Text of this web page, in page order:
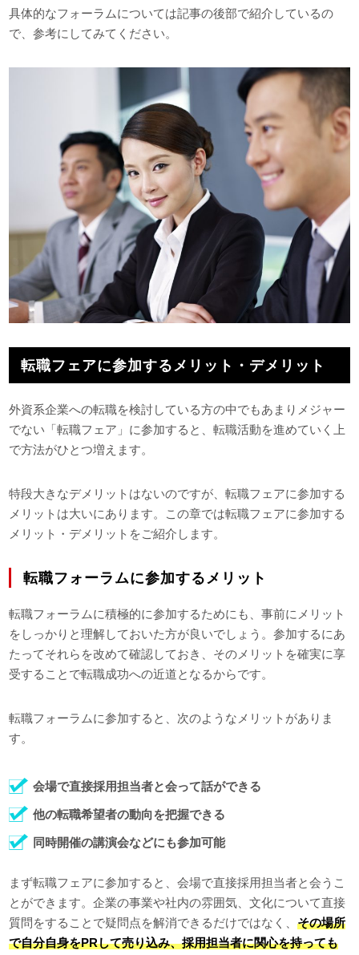
具体的なフォーラムについては記事の後部で紹介しているの
で、参考にしてみてください。
転職フェアに参加するメリット・デメリット
外資系企業への転職を検討している方の中でもあまりメジャー
でない「転職フェア」に参加すると、転職活動を進めていく上
で方法がひとつ増えます。
特段大きなデメリットはないのですが、転職フェアに参加する
メリットは大いにあります。この章では転職フェアに参加する
メリット・デメリットをご紹介します。
転職フォーラムに参加するメリット
転職フォーラムに積極的に参加するためにも、事前にメリット
をしっかりと理解しておいた方が良いでしょう。参加するにあ
たってそれらを改めて確認しておき、そのメリットを確実に享
受することで転職成功への近道となるからです。
転職フォーラムに参加すると、次のようなメリットがありま
す。
会場で直接採用担当者と会って話ができる
他の転職希望者の動向を把握できる
同時開催の講演会などにも参加可能
まず転職フェアに参加すると、会場で直接採用担当者と会うこ
とができます。企業の事業や社内の雰囲気、文化について直接
質問をすることで疑問点を解消できるだけではなく、その場所
で自分自身をPRして売り込み、採用担当者に関心を持っても